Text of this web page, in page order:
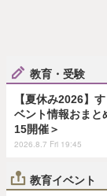
教育・受験
【夏休み2026】
ベント情報おまと
15開催＞
2026.8.7 Fri 19:45
教育イベント